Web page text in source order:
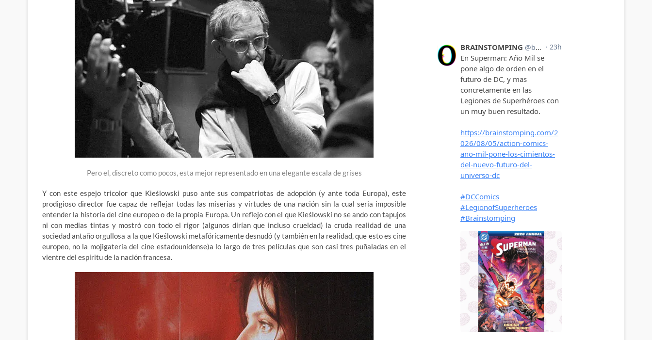
Pero el, discreto como pocos, esta mejor representado en una elegante escala de grises
Y con este espejo tricolor que Kieślowski puso ante sus compatriotas de adopción (y ante toda Europa), este
prodigioso director fue capaz de reflejar todas las miserias y virtudes de una nación sin la cual seria imposible
entender la historia del cine europeo o de la propia Europa. Un reflejo con el que Kieślowski no se ando con tapujos
ni con medias tintas y mostró con todo el rigor (algunos dirían que incluso crueldad) la cruda realidad de una
sociedad antaño orgullosa a la que Kieślowski metafóricamente desnudó (y también en la realidad, que esto es cine
europeo, no la mojigateria del cine estadounidense)a lo largo de tres películas que son casi tres puñaladas en el
vientre del espíritu de la nación francesa.